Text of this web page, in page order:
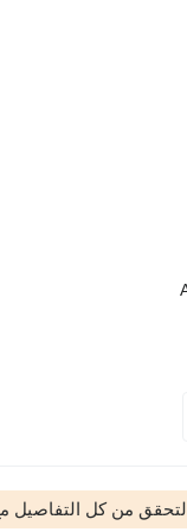
من كل التفاصيل